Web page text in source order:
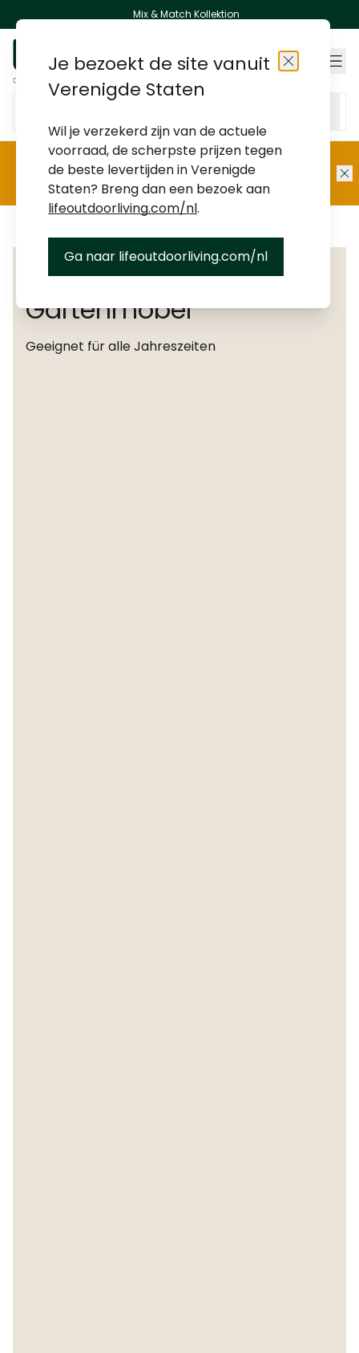
Mix & Match Kollektion
Unsere Kunden bewerten uns mit 9/10 20.000 Bewertungen
Zum Inhalt springen
Gesamten Shop hier durchsuchen...
Shops
Summer Sale:bis zu 50 % Rabatt
Wetterfeste
Gartenmöbel
Geeignet für alle Jahreszeiten
Je bezoekt de site vanuit
Verenigde Staten
Wil je verzekerd zijn van de actuele
voorraad, de scherpste prijzen tegen
de beste levertijden in Verenigde
Staten? Breng dan een bezoek aan
lifeoutdoorliving.com/nl.
Ga naar lifeoutdoorliving.com/nl